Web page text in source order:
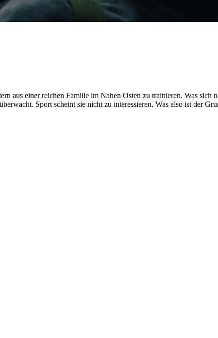
aus einer reichen Familie im Nahen Osten zu trainieren. Was
Sport scheint sie nicht zu interessieren. Was also ist der